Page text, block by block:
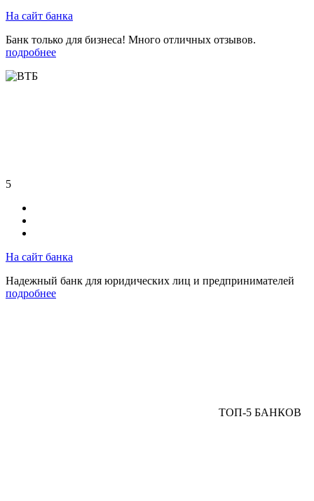
На сайт банка
Банк только для бизнеса! Много отличных отзывов.
подробнее
5
На сайт банка
Надежный банк для юридических лиц и предпринимателей
подробнее
ТОП-5 БАНКОВ